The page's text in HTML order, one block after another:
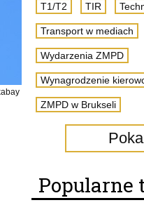
T1/T2 TIR
Transport w mediach
Wydarzenia ZMPD
Wynagrodzenie
ZMPD w Brukseli
Popularne